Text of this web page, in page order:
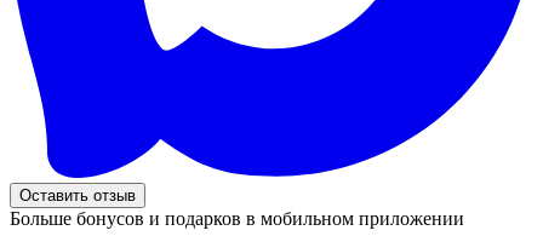
Оставить отзыв
Больше бонусов и подарков в мобильном приложении